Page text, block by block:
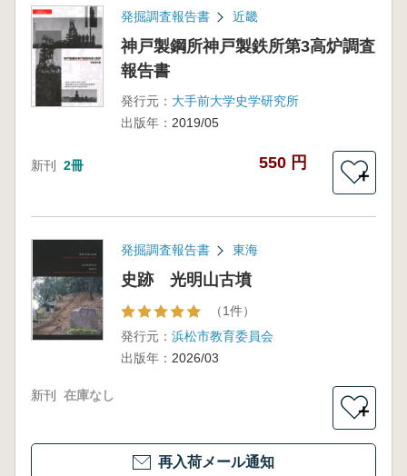
発掘調査報告書 近畿
神戸製鋼所神戸製鉄所第3高炉調査
報告書
発行元： 大手前大学史学研究所
出版年： 2019/05
新刊 2冊 550 円
＋
発掘調査報告書 東海
史跡 光明山古墳
（1件）
発行元： 浜松市教育委員会
出版年： 2026/03
新刊 在庫なし
＋
再入荷メール通知